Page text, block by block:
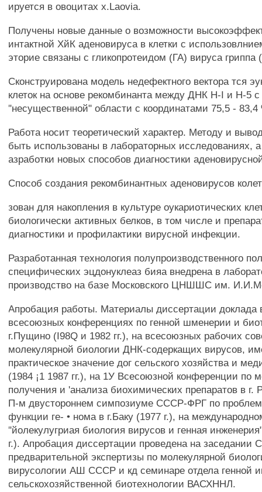
ируется в овоцитах x.Laovia.
Получены новые данные о возможности
интактной ХйК аденовируса в клетки с
эторие связаны с гликопротеидом (ГА) вируса гриппа
Сконструирована модель недефектного вектора тся
клеток на основе рекомбинанта между ДНК H-I и Н-5
"несущественной" области с координатами 75,5 - 83,4
Работа носит теоретический характер. Методу и
быть использованы в лабораторных исследованиях,
азработки новых способов диагностики
Способ создания рекомбинантных аденовирусов
зован для накопления в культуре оукариотических
биологически активных белков, в том числе и
диагностики и профилактики вирусной инфекции.
Разработанная технология полупроизводственного
специфических эцдонуклеаз бияа внедрена в
производство на базе Московского ЦНШШС им.
Апробация работы. Материалы диссертации доклада
всесоюзных конференциях по генной шменерии и
г.Пущино (I98Q и 1982 гг.), на всесоюзных рабочих
молекулярной биологии ДНК-содеркащих вирусов,
практическое значение дог сельского хозяйства и
(1984 ¡1 1987 гг.), на 1У Всесоюзной конференции по
получения и 'анализа биохимических препаратов в г.
П-м двустороннем симпозиуме СССР-ФРГ по
функции ге- • нома в г.Баку (1977 г.), на
"йолекулугриая биология вирусов и генная
г.). Апробация диссертации проведена на заседании
предварительной экспертизы по молекулярной
вирусологии АШ СССР и кд семинаре отдела генной
сельскохозяйственной биотехнологии ВАСХННЛ.